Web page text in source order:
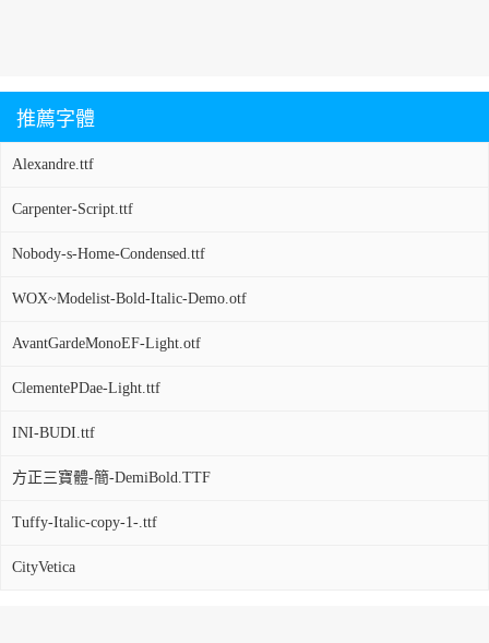
推薦字體
Alexandre.ttf
Carpenter-Script.ttf
Nobody-s-Home-Condensed.ttf
WOX~Modelist-Bold-Italic-Demo.otf
AvantGardeMonoEF-Light.otf
ClementePDae-Light.ttf
INI-BUDI.ttf
方正三寶體-簡-DemiBold.TTF
Tuffy-Italic-copy-1-.ttf
CityVetica